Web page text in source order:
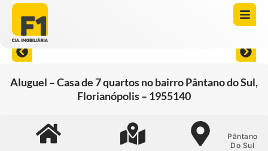
Aluguel – Casa de 7 quartos no bairro Pântano do Sul,
Florianópolis – 1955140
Pântano
Do Sul